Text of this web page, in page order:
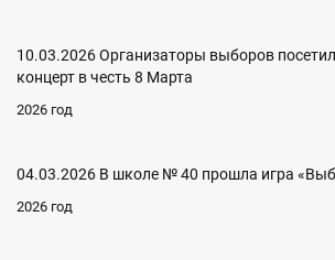
10.03.2026 Организаторы выборов
концерт в честь 8 Марта
2026 год
04.03.2026 В школе № 40 прошла игра
2026 год